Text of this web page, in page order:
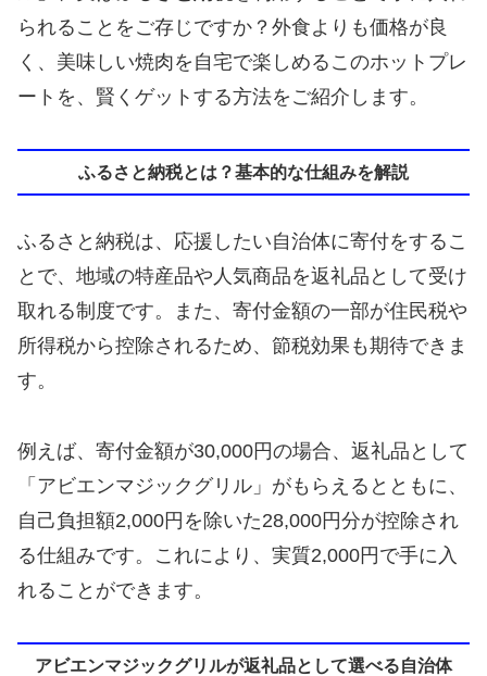
られることをご存じですか？外食よりも価格が良
く、美味しい焼肉を自宅で楽しめるこのホットプレ
ートを、賢くゲットする方法をご紹介します。
ふるさと納税とは？基本的な仕組みを解説
ふるさと納税は、応援したい自治体に寄付をするこ
とで、地域の特産品や人気商品を返礼品として受け
取れる制度です。また、寄付金額の一部が住民税や
所得税から控除されるため、節税効果も期待できま
す。
例えば、寄付金額が30,000円の場合、返礼品として
「アビエンマジックグリル」がもらえるとともに、
自己負担額2,000円を除いた28,000円分が控除され
る仕組みです。これにより、実質2,000円で手に入
れることができます。
アビエンマジックグリルが返礼品として選べる自治体